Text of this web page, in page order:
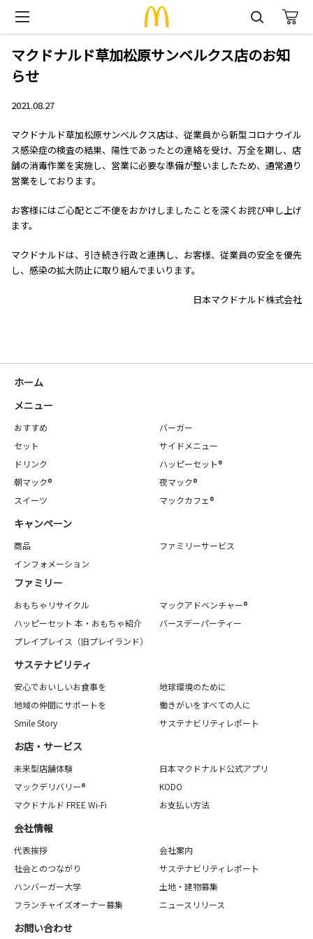
マクドナルド草加松原サンベルクス店のお知
らせ
2021.08.27
マクドナルド草加松原サンベルクス店は、従業員から新型コロナウイル
ス感染症の検査の結果、陽性であったとの連絡を受け、万全を期し、店
舗の消毒作業を実施し、営業に必要な準備が整いましたため、通常通り
営業をしております。
お客様にはご心配とご不便をおかけしましたことを深くお詫び申し上げ
ます。
マクドナルドは、引き続き行政と連携し、お客様、従業員の安全を優先
し、感染の拡大防止に取り組んでまいります。
日本マクドナルド株式会社
ホーム
メニュー
おすすめ
バーガー
セット
サイドメニュー
ドリンク
ハッピーセット®
朝マック®
夜マック®
スイーツ
マックカフェ®
キャンペーン
商品
ファミリーサービス
インフォメーション
ファミリー
おもちゃリサイクル
マックアドベンチャー®
ハッピーセット 本・おもちゃ紹介
バースデーパーティー
プレイプレイス（旧プレイランド）
サステナビリティ
安心でおいしいお食事を
地球環境のために
地域の仲間にサポートを
働きがいをすべての人に
Smile Story
サステナビリティレポート
お店・サービス
未来型店舗体験
日本マクドナルド公式アプリ
マックデリバリー®
KODO
マクドナルド FREE Wi-Fi
お支払い方法
会社情報
代表挨拶
会社案内
社会とのつながり
サステナビリティレポート
ハンバーガー大学
土地・建物募集
フランチャイズオーナー募集
ニュースリリース
お問い合わせ